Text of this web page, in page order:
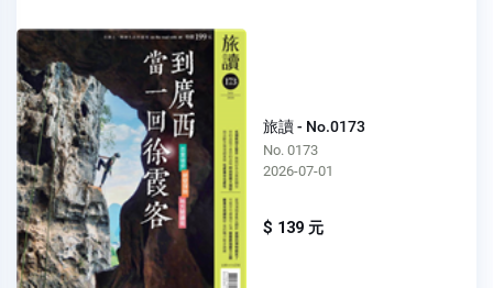
旅讀 - No.0173
No. 0173
2026-07-01
$ 139 元